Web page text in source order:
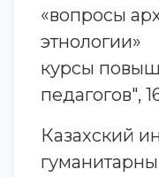
«вопросы
этнологии»
курсы
педагогов",
Казахский